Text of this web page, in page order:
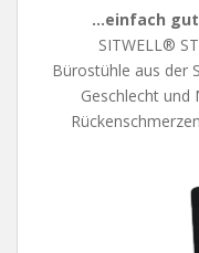
…einfach
SITWELL®
Bürostühle aus der
Geschlecht und